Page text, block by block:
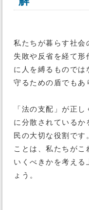
私たちが暮らす社会
失敗や反省を経て形
に人を縛るものでは
守るための盾でもあ
「法の支配」が正
に分散されているか
民の大切な役割です
ことは、私たちがこ
いくべきかを考える
ょう。